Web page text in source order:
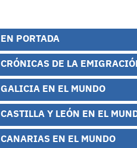
EN PORTADA
CRÓNICAS DE LA
GALICIA EN EL MUNDO
CASTILLA Y LEÓN EN EL
CANARIAS EN EL MUNDO